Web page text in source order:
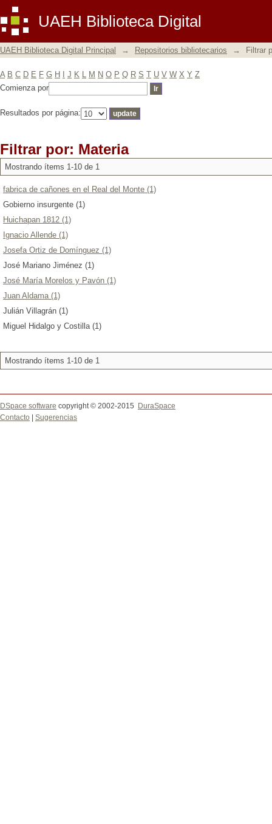
UAEH Biblioteca Digital
Filtrar por: Materia
UAEH Biblioteca Digital Principal → Repositorios bibliotecarios → Filtrar
A B C D E F G H J K L M N O P Q R S T U V W X Y Z
Comienza por
Resultados por página:
Filtrar por: Materia
Mostrando ítems 1-10 de 1
fabrica de cañones en el Real del Monte (1)
Gobierno insurgente (1)
Huichapan 1812 (1)
Ignacio Allende (1)
Josefa Ortiz de Domínguez (1)
José Mariano Jiménez (1)
José María Morelos y Pavón (1)
Juan Aldama (1)
Julián Villagrán (1)
Miguel Hidalgo y Costilla (1)
Mostrando ítems 1-10 de 1
DSpace software copyright © 2002-2015
DuraSpace
Contacto
Sugerencias